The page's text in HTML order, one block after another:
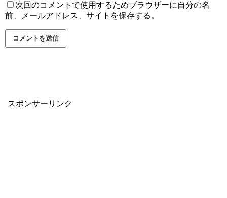
次回のコメントで使用するためブラウザーに自分の名
前、メールアドレス、サイトを保存する。
スポンサーリンク